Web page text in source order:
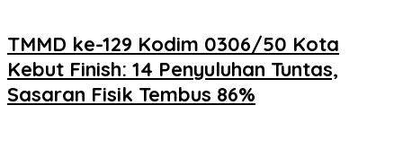
TMMD ke-129 Kodim 0306/50 Kota
Kebut Finish: 14 Penyuluhan Tuntas,
Sasaran Fisik Tembus 86%